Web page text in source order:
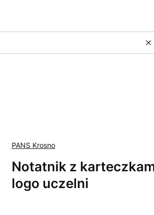
PANS Krosno
Notatnik z
logo uczelni